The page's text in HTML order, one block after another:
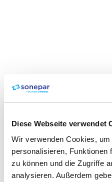
Diese Webseite verwendet
Wir verwenden Cookies,
personalisieren, Funktionen
zu können und die Zugriffe
analysieren. Außerdem